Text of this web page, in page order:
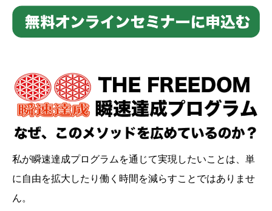
私が瞬速達成プログラムを通じて実現したいことは、単
に自由を拡大したり働く時間を減らすことではありませ
ん。